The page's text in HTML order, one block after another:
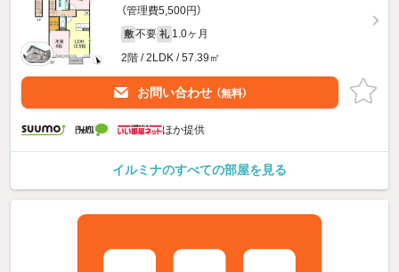
（管理費5,500円）
敷 不要 礼 1.0ヶ月
2階 / 2LDK / 57.39㎡
お問い合わせ （無料）
ほか提供
イルミナのすべての部屋を見る